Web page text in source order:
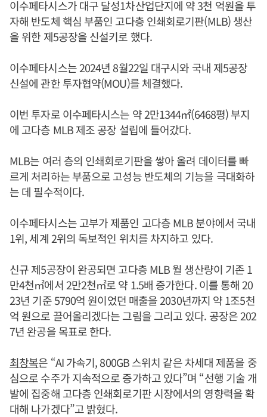
이수페타시스가 대구 달성1차산업단지에 약 3천 억원을 투
자해 반도체 핵심 부품인 고다층 인쇄회로기판(MLB) 생산
을 위한 제5공장을 신설키로 했다.
이수페타시스는 2024년 8월22일 대구시와 국내 제5공장
신설에 관한 투자협약(MOU)를 체결했다.
이번 투자로 이수페타시스는 약 2만1344㎡(6468평) 부지
에 고다층 MLB 제조 공장 설립에 들어갔다.
MLB는 여러 층의 인쇄회로기판을 쌓아 올려 데이터를 빠
르게 처리하는 부품으로 고성능 반도체의 기능을 극대화하
는 데 필수적이다.
이수페타시스는 고부가 제품인 고다층 MLB 분야에서 국내
1위, 세계 2위의 독보적인 위치를 차지하고 있다.
신규 제5공장이 완공되면 고다층 MLB 월 생산량이 기존 1
만4천㎡에서 2만2천㎡로 약 1.5배 증가한다. 이를 통해 20
23년 기준 5790억 원이었던 매출을 2030년까지 약 1조5천
억 원으로 끌어올리겠다는 그림을 그리고 있다. 공장은 202
7년 완공을 목표로 한다.
최창복은 “AI 가속기, 800GB 스위치 같은 차세대 제품을 중
심으로 수주가 지속적으로 증가하고 있다”며 “선행 기술 개
발에 집중해 고다층 인쇄회로기판 시장에서의 영향력을 확
대해 나가겠다”고 밝혔다.